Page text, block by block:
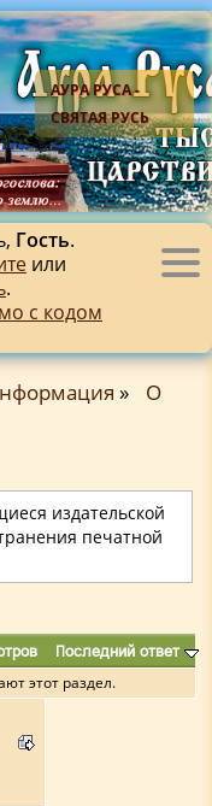
АУРА РУСА -
СВЯТАЯ РУСЬ
Гость.
или
.
с кодом
»
О
издательской
печатной
Последний ответ
этот раздел.